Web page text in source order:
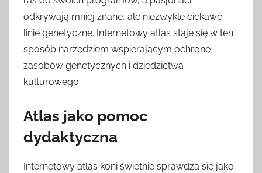
odkrywają mniej znane, ale niezwykle ciekawe
linie genetyczne. Internetowy atlas staje się w ten
sposób narzędziem wspierającym ochronę
zasobów genetycznych i dziedzictwa
kulturowego.
Atlas jako pomoc
dydaktyczna
Internetowy atlas koni świetnie sprawdza się jako